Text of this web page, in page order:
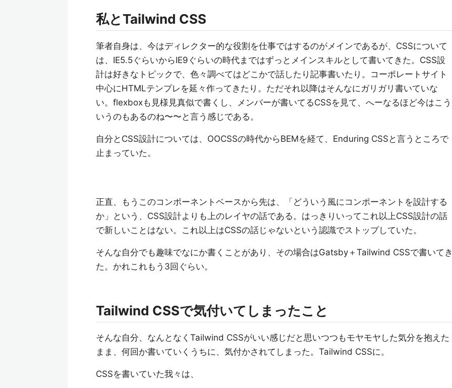
私とTailwind CSS
筆者自身は、今はディレクター的な役割を仕事ではするのがメインであるが、CSSについて
は、IE5.5ぐらいからIE9ぐらいの時代まではずっとメインスキルとして書いてきた。CSS設
計は好きなトピックで、色々調べてはどこかで話したり記事書いたり。コーポレートサイト
中心にHTMLテンプレを延々作ってきたり。ただそれ以降はそんなにガリガリ書いていな
い。flexboxも見様見真似で書くし、メンバーが書いてるCSSを見て、へーなるほど今はこう
いうのもあるのね〜〜と言う感じである。
自分とCSS設計については、OOCSSの時代からBEMを経て、Enduring CSSと言うところで
止まっていた。
正直、もうこのコンポーネントベースから先は、「どういう風にコンポーネントを設計する
か」という、CSS設計よりも上のレイヤの話である。はっきりいってこれ以上CSS設計の話
で新しいことはない。これ以上はCSSの話じゃないという認識でストップしていた。
そんな自分でも趣味でなにか書くことがあり、その場合はGatsby＋Tailwind CSSで書いて
た。かれこれもう3回ぐらい。
Tailwind CSSで気付いてしまったこと
そんな自分、なんとなくTailwind CSSがいい感じだと思いつつもモヤモヤした気分を抱えた
まま、何回か書いていくうちに、気付かされてしまった。Tailwind CSSに。
CSSを書いていた我々は、